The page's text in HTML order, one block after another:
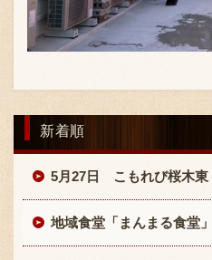
新着順
5月27日 こもれび桜木
地域食堂「まんまる食堂